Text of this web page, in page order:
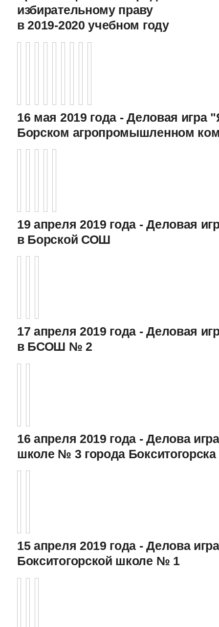
избирательному праву
в 2019-2020 учебном году
16 мая 2019 года - Деловая игра
Борском агропромышленном
19 апреля 2019 года - Деловая
в Борской СОШ
17 апреля 2019 года - Деловая
в БСОШ № 2
16 апреля 2019 года - Делова
школе № 3 города Бокситогорска
15 апреля 2019 года - Делова
Бокситогорской школе № 1